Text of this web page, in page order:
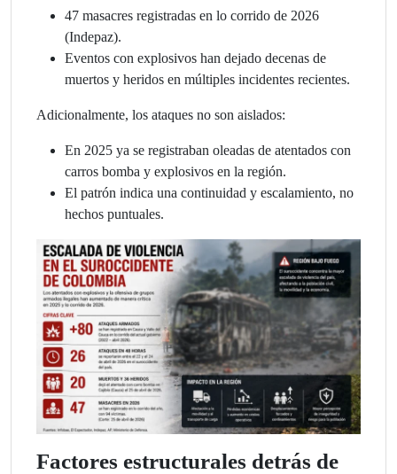
47 masacres registradas en lo corrido de 2026
(Indepaz).
Eventos con explosivos han dejado decenas de
muertos y heridos en múltiples incidentes recientes.
Adicionalmente, los ataques no son aislados:
En 2025 ya se registraban oleadas de atentados con
carros bomba y explosivos en la región.
El patrón indica una continuidad y escalamiento, no
hechos puntuales.
Factores estructurales detrás de